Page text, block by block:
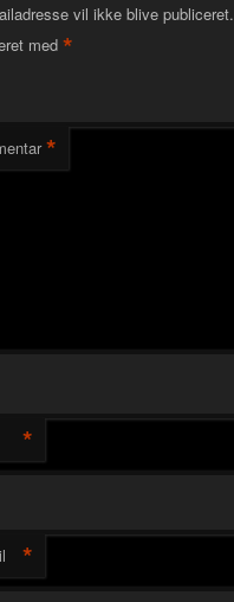
vil ikke blive publiceret.
med*
*
*
*